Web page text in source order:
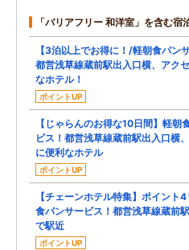
「バリアフリー 和洋室」を含む宿
【3泊以上でお得に！/軽朝食パン
都営浅草線蔵前駅出入口横、アク
なホテル！
ポイントUP
【じゃらんのお得な10日間】軽朝
ビス！都営浅草線蔵前駅出入口横
に便利なホテル
ポイントUP
【チェーンホテル特集】ポイント
食パンサービス！都営浅草線蔵前
で駅近
ポイントUP